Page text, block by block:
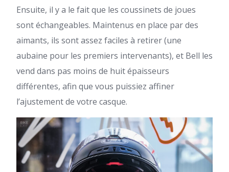
Ensuite, il y a le fait que les coussinets de joues
sont échangeables. Maintenus en place par des
aimants, ils sont assez faciles à retirer (une
aubaine pour les premiers intervenants), et Bell les
vend dans pas moins de huit épaisseurs
différentes, afin que vous puissiez affiner
l’ajustement de votre casque.